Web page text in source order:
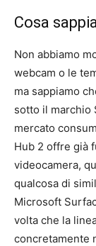
Cosa
Non abbiamo
webcam o le
ma sappiamo
sotto il marchio
mercato
Hub 2 offre già
videocamera,
qualcosa di
Microsoft
volta che la
concretamente